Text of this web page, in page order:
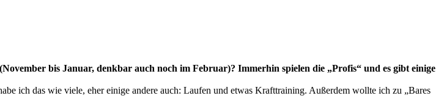
bis Januar, denkbar auch noch im Februar)? Immerhin spielen die „Profis“ und es gibt einige
ich das wie viele, eher einige andere auch: Laufen und etwas Krafttraining. Außerdem wollte ich zu „Bares